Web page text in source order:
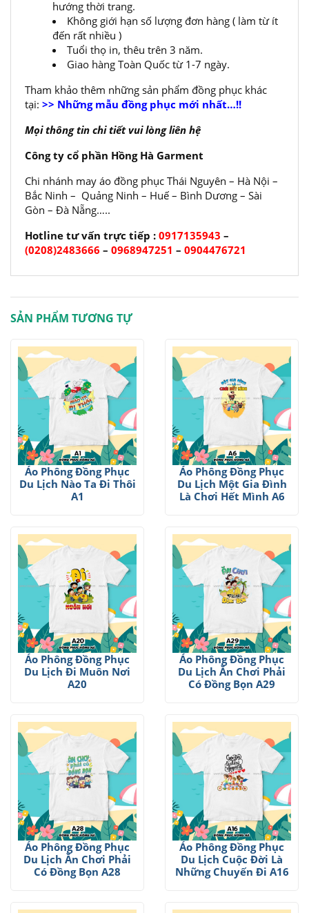
hướng thời trang.
Không giới hạn số lượng đơn hàng ( làm từ ít
đến rất nhiều )
Tuổi thọ in, thêu trên 3 năm.
Giao hàng Toàn Quốc từ 1-7 ngày.
Tham khảo thêm những sản phẩm đồng phục khác
tại: >> Những mẫu đồng phục mới nhất…!!
Mọi thông tin chi tiết vui lòng liên hệ
Công ty cổ phần Hồng Hà Garment
Chi nhánh may áo đồng phục Thái Nguyên – Hà Nội –
Bắc Ninh – Quảng Ninh – Huế – Bình Dương – Sài
Gòn – Đà Nẵng…..
Hotline tư vấn trực tiếp : 0917135943 –
(0208)2483666 – 0968947251 – 0904476721
SẢN PHẨM TƯƠNG TỰ
Áo Phông Đồng Phục
Du Lịch Nào Ta Đi Thôi
A1
Áo Phông Đồng Phục
Du Lịch Một Gia Đình
Là Chơi Hết Mình A6
Áo Phông Đồng Phục
Du Lịch Đi Muôn Nơi
A20
Áo Phông Đồng Phục
Du Lịch Ăn Chơi Phải
Có Đồng Bọn A29
Áo Phông Đồng Phục
Du Lịch Ăn Chơi Phải
Có Đồng Bọn A28
Áo Phông Đồng Phục
Du Lịch Cuộc Đời Là
Những Chuyến Đi A16